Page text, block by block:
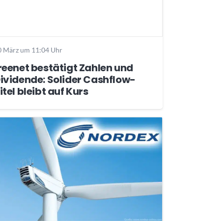
März um 11:04 Uhr
bestätigt Zahlen und
Solider Cashflow-
bleibt auf Kurs